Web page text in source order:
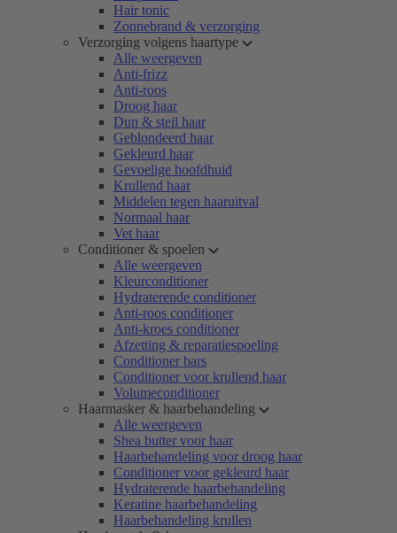
Hair tonic
Zonnebrand & verzorging
Verzorging volgens haartype
Alle weergeven
Anti-frizz
Anti-roos
Droog haar
Dun & steil haar
Geblondeerd haar
Gekleurd haar
Gevoelige hoofdhuid
Krullend haar
Middelen tegen haaruitval
Normaal haar
Vet haar
Conditioner & spoelen
Alle weergeven
Kleurconditioner
Hydraterende conditioner
Anti-roos conditioner
Anti-kroes conditioner
Afzetting & reparatiespoeling
Conditioner bars
Conditioner voor krullend haar
Volumeconditioner
Haarmasker & haarbehandeling
Alle weergeven
Shea butter voor haar
Haarbehandeling voor droog haar
Conditioner voor gekleurd haar
Hydraterende haarbehandeling
Keratine haarbehandeling
Haarbehandeling krullen